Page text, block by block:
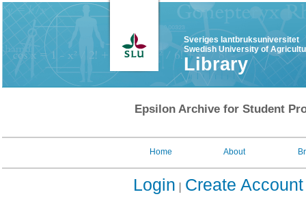
Sveriges lantbruksuniversitet
Swedish University of
Library
Epsilon Archive for Student
Home About
Login Create Account